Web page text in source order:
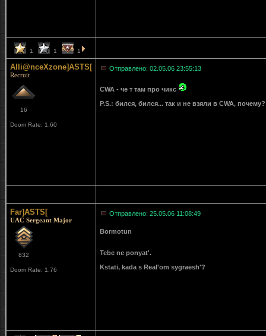
1 1 1
Alli@nceXzone]ASTS[
Recruit
16
Doom Rate: 1.60
Отправлено: 02.05.06 23:55:13
CWA - че т там про чикс
P.S.: бился, бился... так и не взяли в CWA,
Far]ASTS[
UAC Sergeant Major
832
Doom Rate: 1.76
Отправлено: 25.05.06 11:08:49
Bormotun
Tebe ne ponyat'.
Kstati, kada s Real'om sygraesh'?